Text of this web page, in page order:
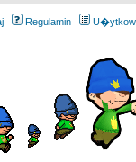
Regulamin